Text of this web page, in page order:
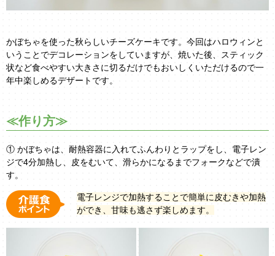
かぼちゃを使った秋らしいチーズケーキです。今回はハロウィンと
いうことでデコレーションをしていますが、焼いた後、スティック
状など食べやすい大きさに切るだけでもおいしくいただけるので一
年中楽しめるデザートです。
≪作り方≫
① かぼちゃは、耐熱容器に入れてふんわりとラップをし、電子レン
ジで4分加熱し、皮をむいて、滑らかになるまでフォークなどで潰
す。
電子レンジで加熱することで簡単に皮むきや加熱
ができ、甘味も逃さず楽しめます。